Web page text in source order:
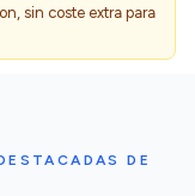
sin coste extra para
DE